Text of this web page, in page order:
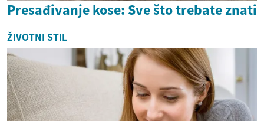
Presađivanje kose: Sve što trebate znati
ŽIVOTNI STIL